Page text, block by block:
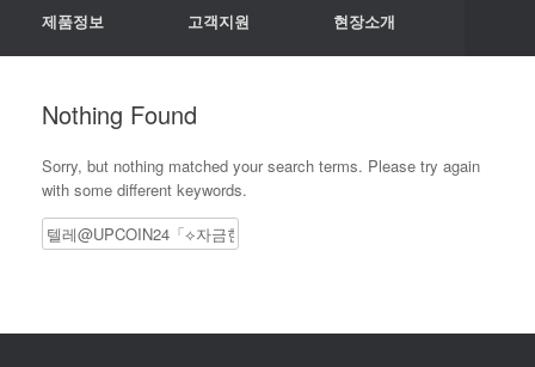
제품정보 고객지원 현장소개
Nothing Found
Sorry, but nothing matched your search terms. Please try again
with some different keywords.
Search